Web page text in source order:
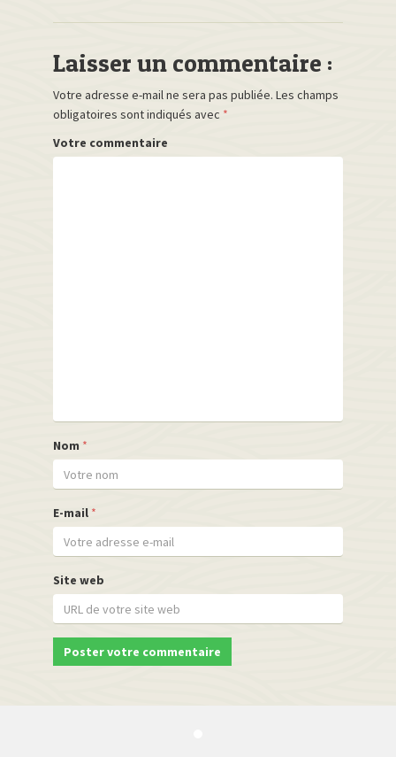
Laisser un commentaire :
Votre adresse e-mail ne sera pas publiée. Les champs
obligatoires sont indiqués avec *
Votre commentaire
Nom *
E-mail *
Site web